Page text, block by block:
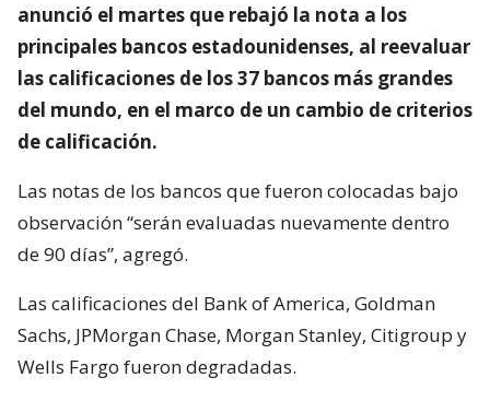
anunció el martes que rebajó la nota a los
principales bancos estadounidenses, al reevaluar
las calificaciones de los 37 bancos más grandes
del mundo, en el marco de un cambio de criterios
de calificación.
Las notas de los bancos que fueron colocadas bajo
observación “serán evaluadas nuevamente dentro
de 90 días”, agregó.
Las calificaciones del Bank of America, Goldman
Sachs, JPMorgan Chase, Morgan Stanley, Citigroup y
Wells Fargo fueron degradadas.